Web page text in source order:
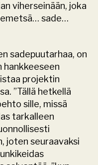
viherseinään, joka
sade…
sadepuutarhaa, on
hankkeeseen
projektin
”Tällä hetkellä
sille, missä
tarkalleen
joten seuraavaksi